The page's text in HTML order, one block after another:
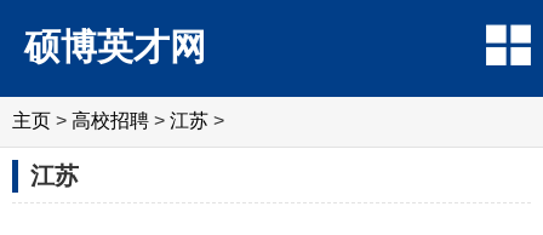
硕博英才网
主页 > 高校招聘 > 江苏 >
江苏